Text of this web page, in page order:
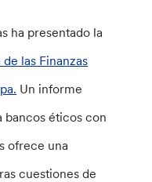
ha presentado la
las Finanzas
Un informe
bancos éticos con
ofrece una
cuestiones de